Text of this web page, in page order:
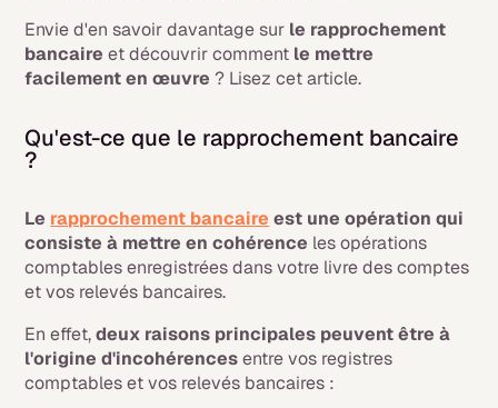
Envie d'en savoir davantage sur le rapprochement
bancaire et découvrir comment le mettre
facilement en œuvre? Lisez cet article.
Qu'est-ce que le rapprochement bancaire
?
Le rapprochement bancaire est une opération qui
consiste à mettre en cohérence les opérations
comptables enregistrées dans votre livre des comptes
et vos relevés bancaires.
En effet,deux raisons principales peuvent être à
l'origine d'incohérencesentre vos registres
comptables et vos relevés bancaires :